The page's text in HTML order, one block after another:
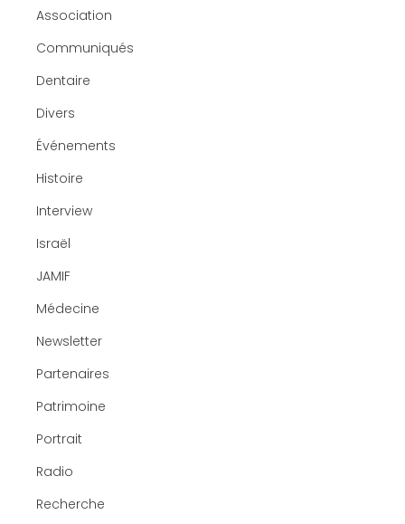
Association
Communiqués
Dentaire
Divers
Événements
Histoire
Interview
Israël
JAMIF
Médecine
Newsletter
Partenaires
Patrimoine
Portrait
Radio
Recherche